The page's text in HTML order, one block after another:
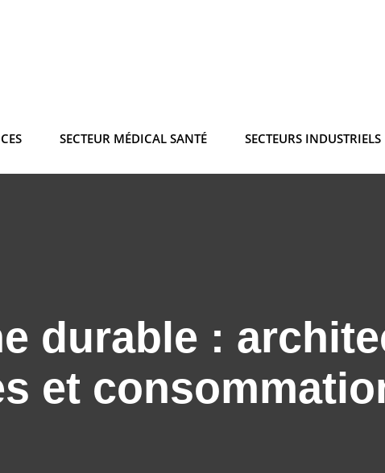
SECTEUR MÉDICAL SANTÉ SECTEURS INDUSTRIELS
durable :
et